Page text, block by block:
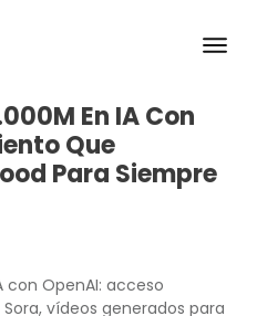
En IA Con
Que
Para Siempre
con OpenAI: acceso
vídeos generados para